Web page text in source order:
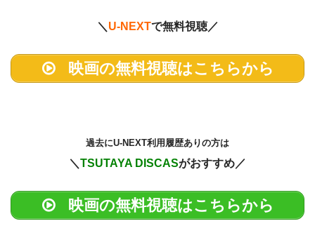
＼ U-NEXTで無料視聴／
映画の無料視聴はこちらから
過去にU-NEXT利用履歴ありの方は
＼ TSUTAYA DISCASがおすすめ／
映画の無料視聴はこちらから